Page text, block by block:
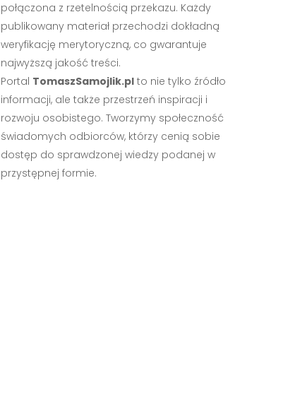
połączona z rzetelnością przekazu. Każdy
publikowany materiał przechodzi dokładną
weryfikację merytoryczną, co gwarantuje
najwyższą jakość treści.
Portal TomaszSamojlik.plto nie tylko źródło
informacji, ale także przestrzeń inspiracji i
rozwoju osobistego. Tworzymy społeczność
świadomych odbiorców, którzy cenią sobie
dostęp do sprawdzonej wiedzy podanej w
przystępnej formie.